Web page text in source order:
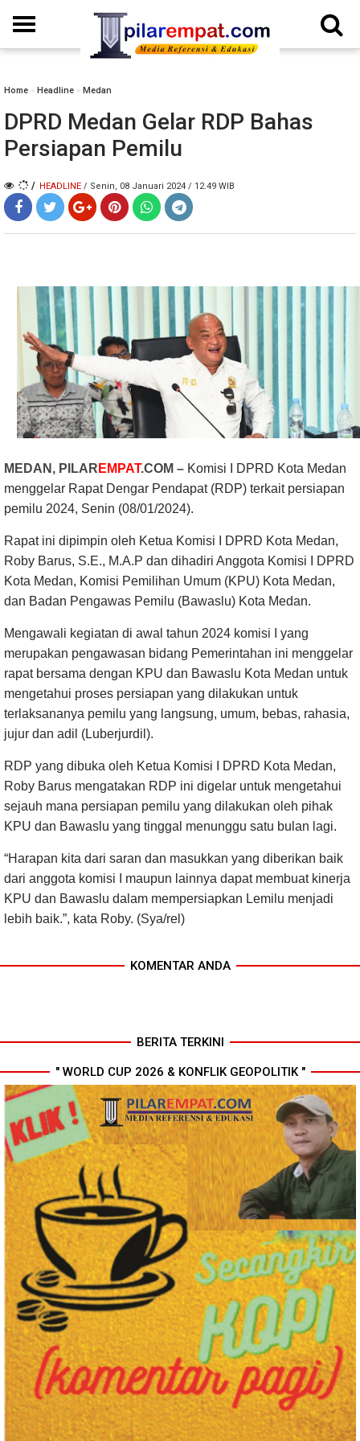
Home » Headline » Medan
DPRD Medan Gelar RDP Bahas
Persiapan Pemilu
/ HEADLINE / Senin, 08 Januari 2024 / 12.49 WIB
MEDAN, PILAR EMPAT.COM – Komisi I DPRD Kota Medan
menggelar Rapat Dengar Pendapat (RDP) terkait persiapan
pemilu 2024, Senin (08/01/2024).
Rapat ini dipimpin oleh Ketua Komisi I DPRD Kota Medan,
Roby Barus, S.E., M.A.P dan dihadiri Anggota Komisi I DPRD
Kota Medan, Komisi Pemilihan Umum (KPU) Kota Medan,
dan Badan Pengawas Pemilu (Bawaslu) Kota Medan.
Mengawali kegiatan di awal tahun 2024 komisi I yang
merupakan pengawasan bidang Pemerintahan ini menggelar
rapat bersama dengan KPU dan Bawaslu Kota Medan untuk
mengetahui proses persiapan yang dilakukan untuk
terlaksananya pemilu yang langsung, umum, bebas, rahasia,
jujur dan adil (Luberjurdil).
RDP yang dibuka oleh Ketua Komisi I DPRD Kota Medan,
Roby Barus mengatakan RDP ini digelar untuk mengetahui
sejauh mana persiapan pemilu yang dilakukan oleh pihak
KPU dan Bawaslu yang tinggal menunggu satu bulan lagi.
“Harapan kita dari saran dan masukkan yang diberikan baik
dari anggota komisi I maupun lainnya dapat membuat kinerja
KPU dan Bawaslu dalam mempersiapkan Lemilu menjadi
lebih baik.”, kata Roby. (Sya/rel)
KOMENTAR ANDA
BERITA TERKINI
" WORLD CUP 2026 & KONFLIK GEOPOLITIK "